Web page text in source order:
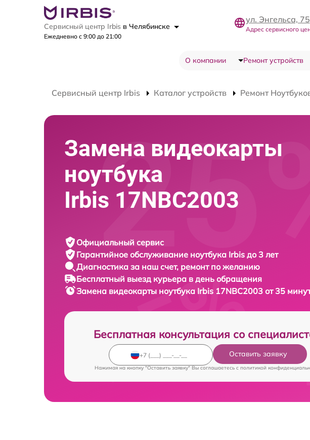
Сервисный центр Irbis в Челябинске
Ежедневно с 9:00 до 21:00
ул. Энгельса, 75
Адрес сервисного
О компании Ремонт устройств
Сервисный центр Irbis Каталог устройств Ремонт
Замена видеокарты
ноутбука
Irbis 17NBC2003
Официальный сервис
Гарантийное обслуживание ноутбука Irbis до 3 лет
Диагностика за наш счет, ремонт по желанию
Бесплатный выезд курьера в день обращения
Замена видеокарты ноутбука Irbis 17NBC2003 от 35
Бесплатная консультация со
Оставить заявку
Нажимая на кнопку "Оставить заявку" Вы соглашаетесь c политикой